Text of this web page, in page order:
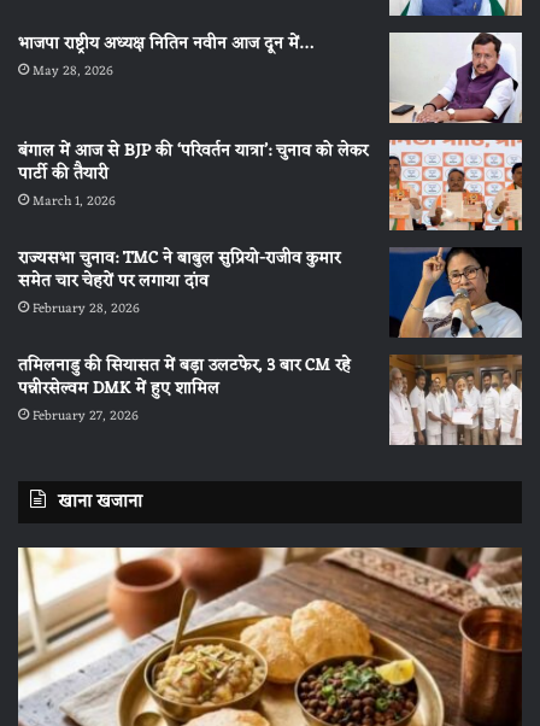
भाजपा राष्ट्रीय अध्यक्ष नितिन नवीन आज दून में…
May 28, 2026
बंगाल में आज से BJP की ‘परिवर्तन यात्रा’: चुनाव को लेकर
पार्टी की तैयारी
March 1, 2026
राज्यसभा चुनाव: TMC ने बाबुल सुप्रियो-राजीव कुमार
समेत चार चेहरों पर लगाया दांव
February 28, 2026
तमिलनाडु की सियासत में बड़ा उलटफेर, 3 बार CM रहे
पन्नीरसेल्वम DMK में हुए शामिल
February 27, 2026
खाना खजाना